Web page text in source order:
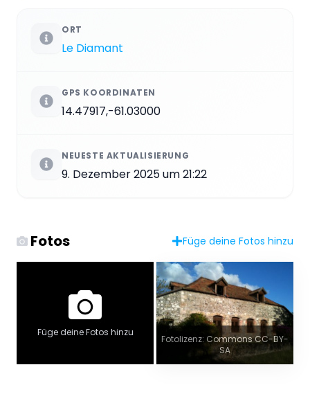
ORT
Le Diamant
GPS KOORDINATEN
14.47917,-61.03000
NEUESTE AKTUALISIERUNG
9. Dezember 2025 um 21:22
Fotos Füge deine Fotos hinzu
Füge deine Fotos hinzu
Fotolizenz: Commons CC-BY-
SA